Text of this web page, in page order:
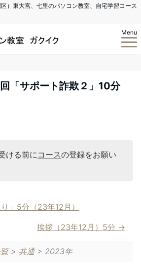
）東大宮、七里のパソコン教室、自宅学習コース
Menu
「サポート詐欺２」10分
ける前にコースの登録をお願い
」5分（23年12月）
挨拶（23年12月）5分
> 共通> 2023年